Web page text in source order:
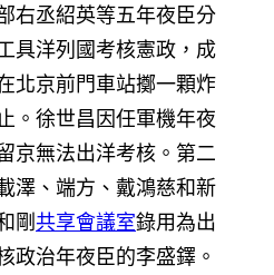
右丞紹英等五年夜臣分
具洋列國考核憲政，成
北京前門車站擲一顆炸
。徐世昌因任軍機年夜
京無法出洋考核。第二
澤、端方、戴鴻慈和新
剛共享會議室錄用為出
政治年夜臣的李盛鐸。